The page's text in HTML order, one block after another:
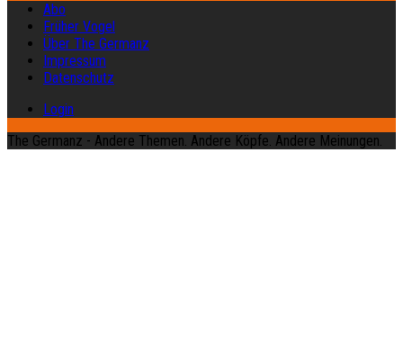
Abo
Früher Vogel
Über The Germanz
Impressum
Datenschutz
Login
The Germanz - Andere Themen. Andere Köpfe. Andere Meinungen.